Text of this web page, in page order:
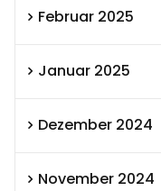
Februar 2025
Januar 2025
Dezember 2024
November 2024